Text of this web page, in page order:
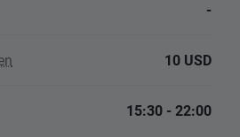
-
10 USD
15:30 - 22:00